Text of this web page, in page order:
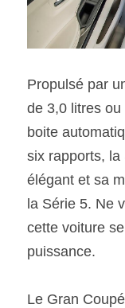
Propulsé par
de 3,0 litres
boite
six rapports, la
élégant et sa
la Série 5. Ne
cette voiture
puissance.
Le Gran